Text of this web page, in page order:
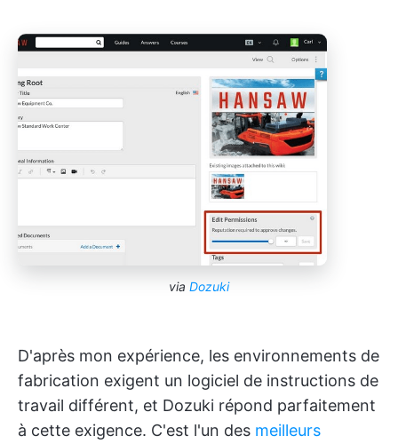
via Dozuki
D'après mon expérience, les environnements de
fabrication exigent un logiciel de instructions de
travail différent, et Dozuki répond parfaitement
à cette exigence. C'est l'un des meilleurs